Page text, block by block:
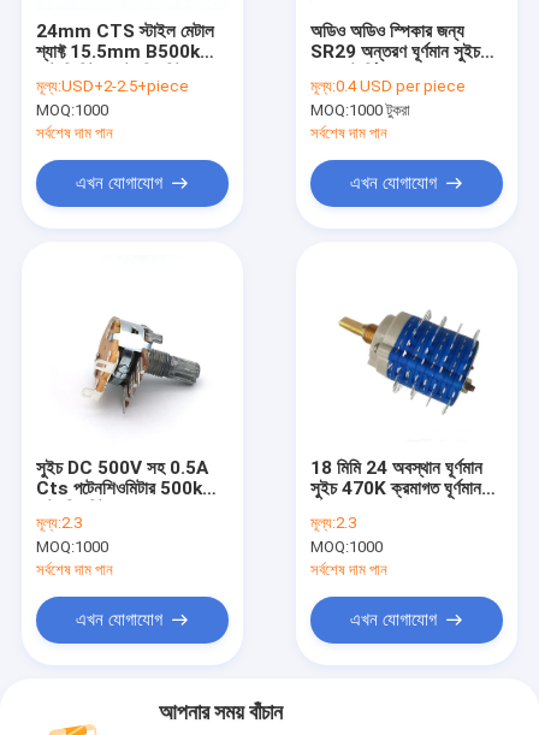
24mm CTS স্টাইল মেটাল
শ্যাফ্ট 15.5mm B500k
মূল্য:USD+2-2.5+piece
MOQ:1000
সর্বশেষ দাম পান
এখন যোগাযোগ
অডিও অডিও স্পিকার জন্য
SR29 অন্তরণ ঘূর্ণমান সুইচ
মূল্য:0.4 USD per piece
MOQ:1000 টুকরা
সর্বশেষ দাম পান
এখন যোগাযোগ
সুইচ DC 500V সহ 0.5A
Cts পটেনশিওমিটার 500k
মূল্য:2.3
MOQ:1000
সর্বশেষ দাম পান
এখন যোগাযোগ
18 মিমি 24 অবস্থান ঘূর্ণমান
সুইচ 470K ক্রমাগত ঘূর্ণমান
মূল্য:2.3
MOQ:1000
সর্বশেষ দাম পান
এখন যোগাযোগ
আপনার সময় বাঁচান